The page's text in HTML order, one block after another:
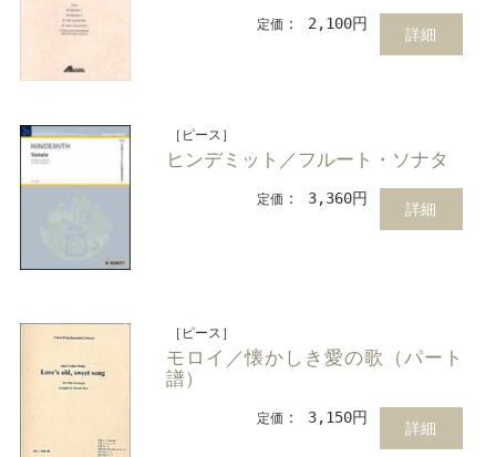
定価 ： 2,100円
詳細
［ピース］
ヒンデミット／フルート・ソナタ
定価 ： 3,360円
詳細
［ピース］
モロイ／懐かしき愛の歌（パート
譜）
定価 ： 3,150円
詳細